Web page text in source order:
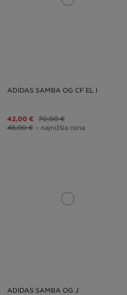
ADIDAS SAMBA OG CF EL I
42,00 € 70,00 €
48,00 € – najnižšia cena
ADIDAS SAMBA OG J